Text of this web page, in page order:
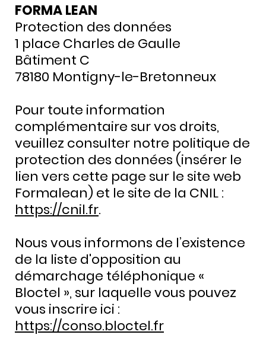
FORMA LEAN
Protection des données
1 place Charles de Gaulle
Bâtiment C
78180 Montigny-le-Bretonneux
Pour toute information
complémentaire sur vos droits,
veuillez consulter notre politique de
protection des données (insérer le
lien vers cette page sur le site web
Formalean) et le site de la CNIL :
https://cnil.fr.
Nous vous informons de l’existence
de la liste d'opposition au
démarchage téléphonique «
Bloctel », sur laquelle vous pouvez
vous inscrire ici :
https://conso.bloctel.fr